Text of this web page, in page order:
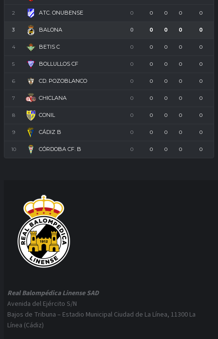
2 ATC. ONUBENSE 0 0 0 0 0
3 BALONA 0 0 0 0 0
4 BETIS C 0 0 0 0 0
5 BOLLULLOS CF 0 0 0 0 0
6 CD. POZOBLANCO 0 0 0 0 0
7 CHICLANA 0 0 0 0 0
8 CONIL 0 0 0 0 0
9 CÁDIZ B 0 0 0 0 0
10 CÓRDOBA CF. B 0 0 0 0 0
Real Balompédica Linense SAD
Avenida del Ejército S/N
Bajos de Tribuna – Estadio Municipal Ciudad de La Línea, 11300 La
Línea (Cádiz)